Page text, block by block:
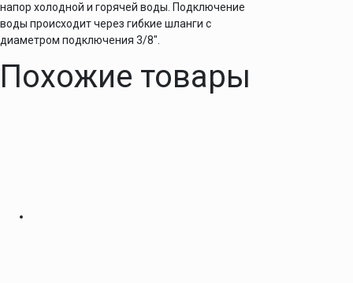
напор холодной и горячей воды. Подключение
воды происходит через гибкие шланги с
диаметром подключения 3/8″.
Похожие товары